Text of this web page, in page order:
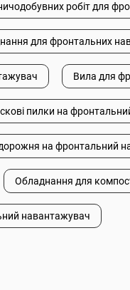
робіт для
для фронтальних
Вила для
пилки на
на фронтальний
Обладнання для
навантажувач